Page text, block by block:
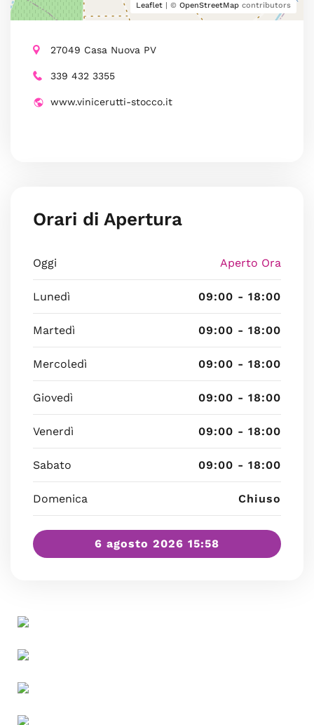
Leaflet | © OpenStreetMap contributors
27049 Casa Nuova PV
339 432 3355
www.vinicerutti-stocco.it
Orari di Apertura
Oggi Aperto Ora
Lunedì 09:00 - 18:00
Martedì 09:00 - 18:00
Mercoledì 09:00 - 18:00
Giovedì 09:00 - 18:00
Venerdì 09:00 - 18:00
Sabato 09:00 - 18:00
Domenica Chiuso
6 agosto 2026 15:58